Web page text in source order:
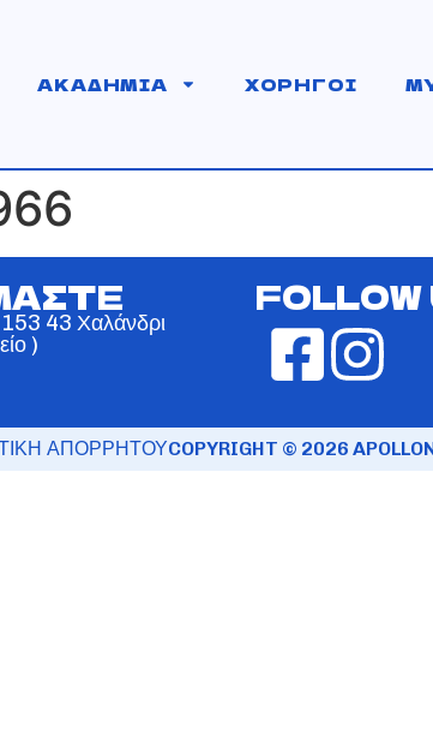
ΑΚΑΔΗΜΙΑ ΧΟΡΗΓΟΙ
43 Χαλάνδρι
)
FOLLOW
ΑΠΟΡΡΗΤΟΥCOPYRIGHT © 2026